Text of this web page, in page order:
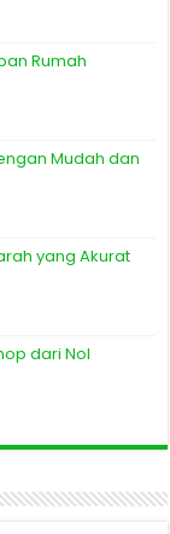
Rumah
Mudah dan
yang Akurat
dari Nol